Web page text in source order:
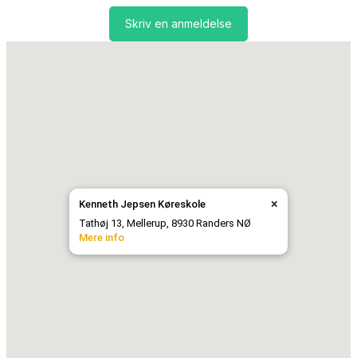
Skriv en anmeldelse
×
Kenneth Jepsen Køreskole
Tathøj 13, Mellerup, 8930 Randers NØ
Mere info